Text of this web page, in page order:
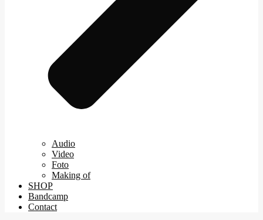
Audio
Video
Foto
Making of
SHOP
Bandcamp
Contact